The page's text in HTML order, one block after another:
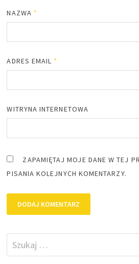
NAZWA *
ADRES EMAIL *
WITRYNA INTERNETOWA
ZAPAMIĘTAJ MOJE DANE W TEJ
PISANIA KOLEJNYCH KOMENTARZY.
Szukaj: